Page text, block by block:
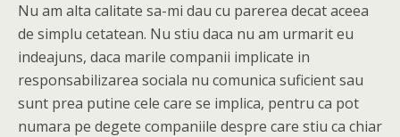
Nu am alta calitate sa-mi dau cu parerea decat aceea
de simplu cetatean. Nu stiu daca nu am urmarit eu
indeajuns, daca marile companii implicate in
responsabilizarea sociala nu comunica suficient sau
sunt prea putine cele care se implica, pentru ca pot
numara pe degete companiile despre care stiu ca chiar